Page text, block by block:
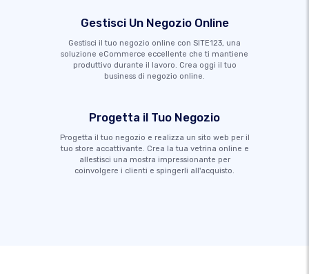
Gestisci Un Negozio Online
Gestisci il tuo negozio online con SITE123, una
soluzione eCommerce eccellente che ti mantiene
produttivo durante il lavoro. Crea oggi il tuo
business di negozio online.
Progetta il Tuo Negozio
Progetta il tuo negozio e realizza un sito web per il
tuo store accattivante. Crea la tua vetrina online e
allestisci una mostra impressionante per
coinvolgere i clienti e spingerli all'acquisto.